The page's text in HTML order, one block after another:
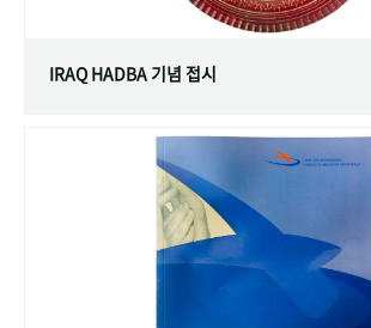
IRAQ HADBA 기념 접시